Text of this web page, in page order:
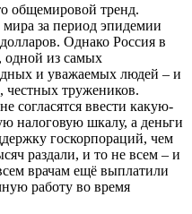
общемировой тренд.
за период эпидемии
Однако Россия в
одной из самых
и уважаемых людей – и
честных тружеников.
согласятся ввести какую-
налоговую шкалу, а деньги
госкорпораций, чем
раздали, и то не всем – и
врачам ещё выплатили
работу во время